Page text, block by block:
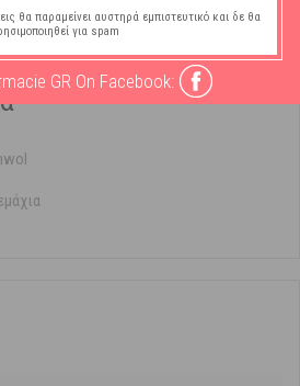
θα παραμείνει αυστηρά εμπιστευτικό και δε θα
για spam
GR On Facebook: